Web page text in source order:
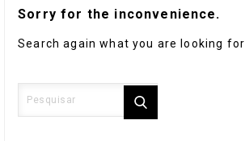
Sorry for the inconvenience.
Search again what you are looking for